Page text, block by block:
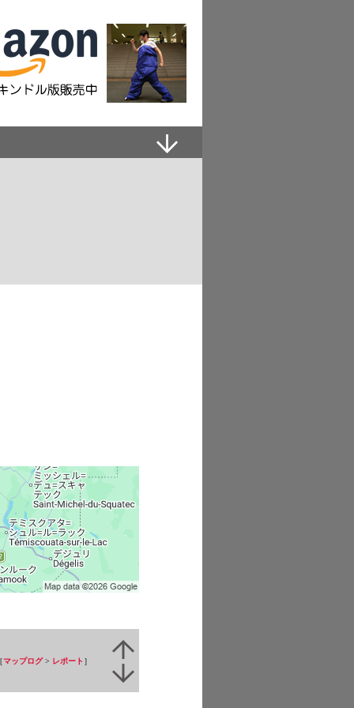
マップログ> レポート ］